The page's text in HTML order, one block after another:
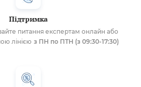
Підтримка
питання експертам онлайн або
лінією з ПН по ПТН (з 09:30-17:30)